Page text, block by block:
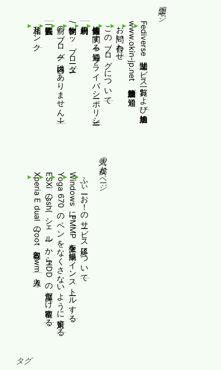
固定ページ
Fediverse関連サービス一覧および追加規約
www.okin-jp.net 追加規約及び通知
お問い合わせ
このブログについて
個人情報等に関する通知(プライバシーポリシー)
制作物/アップローダー
前のブログ(内容はありません！)
相互リンク
人気の投稿とページ
ふぃーお！のサービス終了について
WindowsにPMMP派生を簡単にインストールする
Yoga 670のペンをなくさないように対策する
ESXiのssh(シェル)からHDDの温度だけ取得する
Xperia E dualのroot取得とcwm導入
タグ